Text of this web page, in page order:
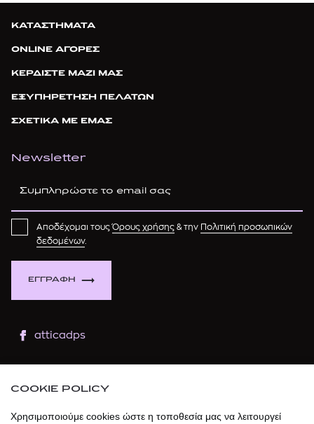
ΚΑΤΑΣΤΗΜΑΤΑ
ONLINE ΑΓΟΡΕΣ
ΚΕΡΔΙΣΤΕ ΜΑΖΙ ΜΑΣ
ΕΞΥΠΗΡΕΤΗΣΗ ΠΕΛΑΤΩΝ
ΣΧΕΤΙΚΑ ΜΕ ΕΜΑΣ
Newsletter
ΕΓΓΡΑΦΗ
Αποδέχομαι τουςΌρους χρήσης & την Πολιτική προσωπικών
δεδομένων.
atticadps
atticadps
COOKIE POLICY
Χρησιμοποιούμε cookies ώστε η τοποθεσία μας να λειτουργεί